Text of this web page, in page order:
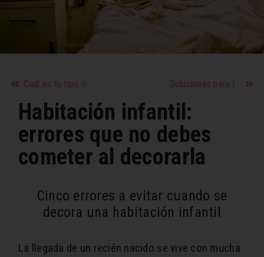
Cuál es tu tipo de piel y cómo tienes que cuidarla Soluciones para la incontinencia urinaria
Habitación infantil:
errores que no debes
cometer al decorarla
Cinco errores a evitar cuando se
decora una habitación infantil
La llegada de un recién nacido se vive con mucha